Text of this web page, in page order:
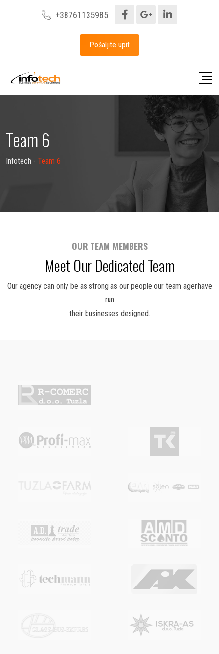
+38761135985
Pošaljite upit
Team 6
Infotech - Team 6
OUR TEAM MEMBERS
Meet Our Dedicated Team
Our agency can only be as strong as our people our team agenhave
run
their businesses designed.